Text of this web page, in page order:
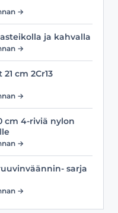
→
ja kahvalla
→
cm 2Cr13
→
cm 4-riviä nylon
→
sarja
→